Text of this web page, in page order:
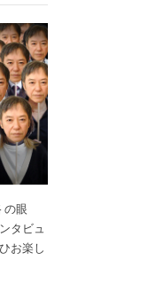
の眼
タビュ
お楽し